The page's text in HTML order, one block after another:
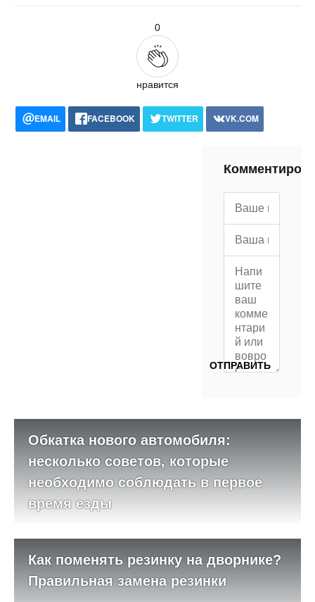
0
нравится
EMAIL FACEBOOK TWITTER
VK.COM
Обкатка нового автомобиля:
несколько советов, которые
необходимо соблюдать в первое
время езды
Как поменять резинку на дворнике?
Правильная замена резинки